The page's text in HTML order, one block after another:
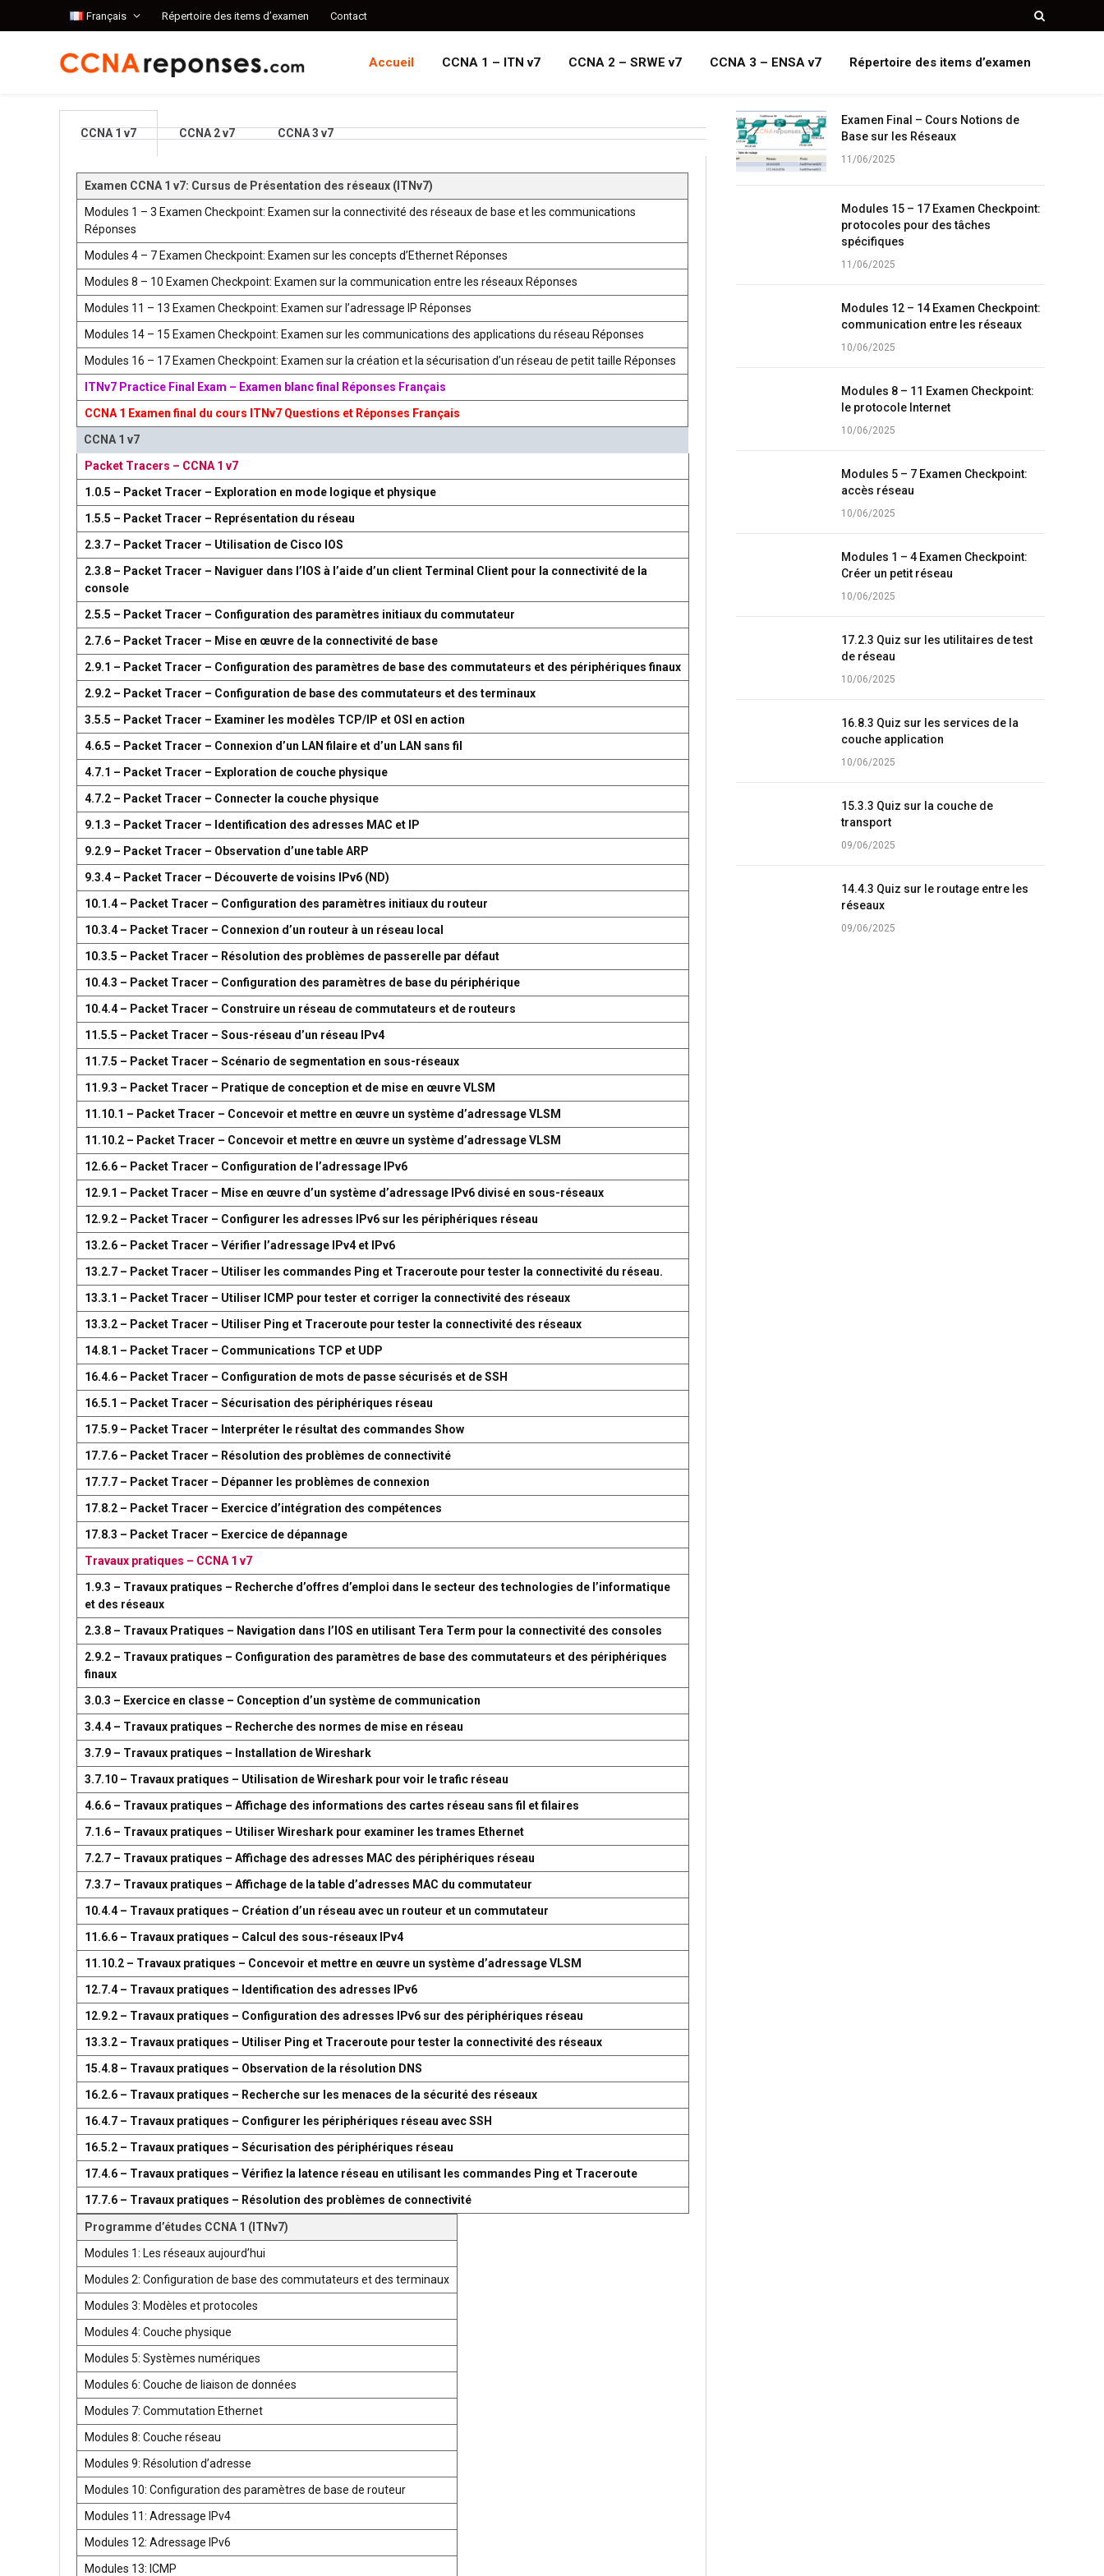
Français Répertoire des items d’examen Contact
Accueil CCNA 1 – ITN v7 CCNA 2 – SRWE v7 CCNA 3 – ENSA v7 Répertoire des items d’examen
CCNA 1 v7 CCNA 2 v7 CCNA 3 v7
Examen CCNA 1 v7: Cursus de Présentation des réseaux (ITNv7)
Modules 1 – 3 Examen Checkpoint: Examen sur la connectivité des réseaux de base et les communications
Réponses
Modules 4 – 7 Examen Checkpoint: Examen sur les concepts d’Ethernet Réponses
Modules 8 – 10 Examen Checkpoint: Examen sur la communication entre les réseaux Réponses
Modules 11 – 13 Examen Checkpoint: Examen sur l’adressage IP Réponses
Modules 14 – 15 Examen Checkpoint: Examen sur les communications des applications du réseau Réponses
Modules 16 – 17 Examen Checkpoint: Examen sur la création et la sécurisation d’un réseau de petit taille Réponses
ITNv7 Practice Final Exam – Examen blanc final Réponses Français
CCNA 1 Examen final du cours ITNv7 Questions et Réponses Français
CCNA 1 v7
Packet Tracers – CCNA 1 v7
1.0.5 – Packet Tracer – Exploration en mode logique et physique
1.5.5 – Packet Tracer – Représentation du réseau
2.3.7 – Packet Tracer – Utilisation de Cisco IOS
2.3.8 – Packet Tracer – Naviguer dans l’IOS à l’aide d’un client Terminal Client pour la connectivité de la
console
2.5.5 – Packet Tracer – Configuration des paramètres initiaux du commutateur
2.7.6 – Packet Tracer – Mise en œuvre de la connectivité de base
2.9.1 – Packet Tracer – Configuration des paramètres de base des commutateurs et des périphériques finaux
2.9.2 – Packet Tracer – Configuration de base des commutateurs et des terminaux
3.5.5 – Packet Tracer – Examiner les modèles TCP/IP et OSI en action
4.6.5 – Packet Tracer – Connexion d’un LAN filaire et d’un LAN sans fil
4.7.1 – Packet Tracer – Exploration de couche physique
4.7.2 – Packet Tracer – Connecter la couche physique
9.1.3 – Packet Tracer – Identification des adresses MAC et IP
9.2.9 – Packet Tracer – Observation d’une table ARP
9.3.4 – Packet Tracer – Découverte de voisins IPv6 (ND)
10.1.4 – Packet Tracer – Configuration des paramètres initiaux du routeur
10.3.4 – Packet Tracer – Connexion d’un routeur à un réseau local
10.3.5 – Packet Tracer – Résolution des problèmes de passerelle par défaut
10.4.3 – Packet Tracer – Configuration des paramètres de base du périphérique
10.4.4 – Packet Tracer – Construire un réseau de commutateurs et de routeurs
11.5.5 – Packet Tracer – Sous-réseau d’un réseau IPv4
11.7.5 – Packet Tracer – Scénario de segmentation en sous-réseaux
11.9.3 – Packet Tracer – Pratique de conception et de mise en œuvre VLSM
11.10.1 – Packet Tracer – Concevoir et mettre en œuvre un système d’adressage VLSM
11.10.2 – Packet Tracer – Concevoir et mettre en œuvre un système d’adressage VLSM
12.6.6 – Packet Tracer – Configuration de l’adressage IPv6
12.9.1 – Packet Tracer – Mise en œuvre d’un système d’adressage IPv6 divisé en sous-réseaux
12.9.2 – Packet Tracer – Configurer les adresses IPv6 sur les périphériques réseau
13.2.6 – Packet Tracer – Vérifier l’adressage IPv4 et IPv6
13.2.7 – Packet Tracer – Utiliser les commandes Ping et Traceroute pour tester la connectivité du réseau.
13.3.1 – Packet Tracer – Utiliser ICMP pour tester et corriger la connectivité des réseaux
13.3.2 – Packet Tracer – Utiliser Ping et Traceroute pour tester la connectivité des réseaux
14.8.1 – Packet Tracer – Communications TCP et UDP
16.4.6 – Packet Tracer – Configuration de mots de passe sécurisés et de SSH
16.5.1 – Packet Tracer – Sécurisation des périphériques réseau
17.5.9 – Packet Tracer – Interpréter le résultat des commandes Show
17.7.6 – Packet Tracer – Résolution des problèmes de connectivité
17.7.7 – Packet Tracer – Dépanner les problèmes de connexion
17.8.2 – Packet Tracer – Exercice d’intégration des compétences
17.8.3 – Packet Tracer – Exercice de dépannage
Travaux pratiques – CCNA 1 v7
1.9.3 – Travaux pratiques – Recherche d’offres d’emploi dans le secteur des technologies de l’informatique
et des réseaux
2.3.8 – Travaux Pratiques – Navigation dans l’IOS en utilisant Tera Term pour la connectivité des consoles
2.9.2 – Travaux pratiques – Configuration des paramètres de base des commutateurs et des périphériques
finaux
3.0.3 – Exercice en classe – Conception d’un système de communication
3.4.4 – Travaux pratiques – Recherche des normes de mise en réseau
3.7.9 – Travaux pratiques – Installation de Wireshark
3.7.10 – Travaux pratiques – Utilisation de Wireshark pour voir le trafic réseau
4.6.6 – Travaux pratiques – Affichage des informations des cartes réseau sans fil et filaires
7.1.6 – Travaux pratiques – Utiliser Wireshark pour examiner les trames Ethernet
7.2.7 – Travaux pratiques – Affichage des adresses MAC des périphériques réseau
7.3.7 – Travaux pratiques – Affichage de la table d’adresses MAC du commutateur
10.4.4 – Travaux pratiques – Création d’un réseau avec un routeur et un commutateur
11.6.6 – Travaux pratiques – Calcul des sous-réseaux IPv4
11.10.2 – Travaux pratiques – Concevoir et mettre en œuvre un système d’adressage VLSM
12.7.4 – Travaux pratiques – Identification des adresses IPv6
12.9.2 – Travaux pratiques – Configuration des adresses IPv6 sur des périphériques réseau
13.3.2 – Travaux pratiques – Utiliser Ping et Traceroute pour tester la connectivité des réseaux
15.4.8 – Travaux pratiques – Observation de la résolution DNS
16.2.6 – Travaux pratiques – Recherche sur les menaces de la sécurité des réseaux
16.4.7 – Travaux pratiques – Configurer les périphériques réseau avec SSH
16.5.2 – Travaux pratiques – Sécurisation des périphériques réseau
17.4.6 – Travaux pratiques – Vérifiez la latence réseau en utilisant les commandes Ping et Traceroute
17.7.6 – Travaux pratiques – Résolution des problèmes de connectivité
Programme d’études CCNA 1 (ITNv7)
Modules 1: Les réseaux aujourd’hui
Modules 2: Configuration de base des commutateurs et des terminaux
Modules 3: Modèles et protocoles
Modules 4: Couche physique
Modules 5: Systèmes numériques
Modules 6: Couche de liaison de données
Modules 7: Commutation Ethernet
Modules 8: Couche réseau
Modules 9: Résolution d’adresse
Modules 10: Configuration des paramètres de base de routeur
Modules 11: Adressage IPv4
Modules 12: Adressage IPv6
Modules 13: ICMP
Examen Final – Cours Notions de
Base sur les Réseaux
11/06/2025
Modules 15 – 17 Examen Checkpoint:
protocoles pour des tâches
spécifiques
11/06/2025
Modules 12 – 14 Examen Checkpoint:
communication entre les réseaux
10/06/2025
Modules 8 – 11 Examen Checkpoint:
le protocole Internet
10/06/2025
Modules 5 – 7 Examen Checkpoint:
accès réseau
10/06/2025
Modules 1 – 4 Examen Checkpoint:
Créer un petit réseau
10/06/2025
17.2.3 Quiz sur les utilitaires de test
de réseau
10/06/2025
16.8.3 Quiz sur les services de la
couche application
10/06/2025
15.3.3 Quiz sur la couche de
transport
09/06/2025
14.4.3 Quiz sur le routage entre les
réseaux
09/06/2025